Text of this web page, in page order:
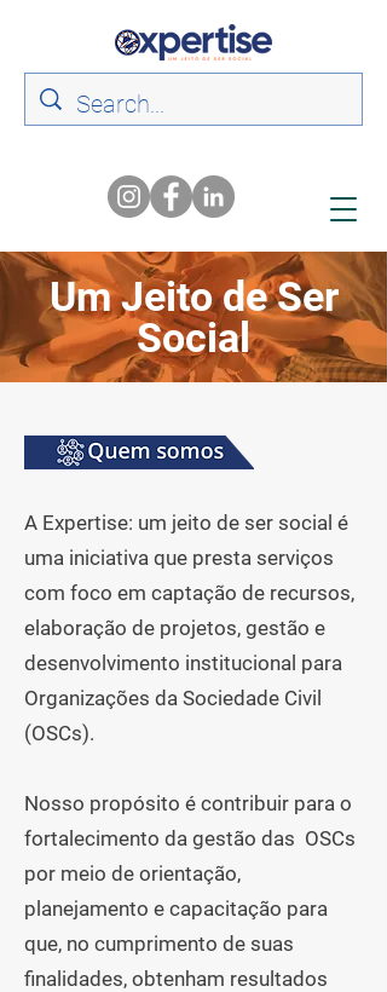
Um Jeito de Ser
Social
A Expertise: um jeito de ser social é
uma iniciativa que presta serviços
com foco em captação de recursos,
elaboração de projetos, gestão e
desenvolvimento institucional para
Organizações da Sociedade Civil
(OSCs).
Nosso propósito é contribuir para o
fortalecimento da gestão das OSCs
por meio de orientação,
planejamento e capacitação para
que, no cumprimento de suas
finalidades, obtenham resultados